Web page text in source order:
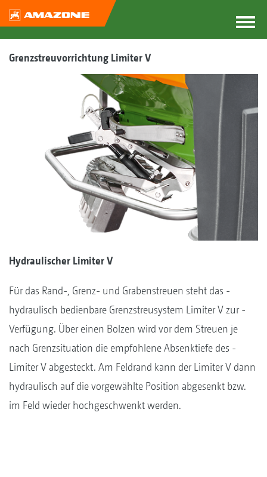
Grenzstreuvorrichtung Limiter V
Hydraulischer Limiter V
Für das Rand-, Grenz- und Grabenstreuen steht das ­
hydraulisch bedienbare Grenzstreusystem Limiter V zur ­
Verfügung. Über einen Bolzen wird vor dem Streuen je
nach Grenzsituation die empfohlene Absenktiefe des ­
Limiter V abgesteckt. Am Feldrand kann der Limiter V dann
hydraulisch auf die vorgewählte Position abgesenkt bzw.
im Feld wieder hochgeschwenkt werden.